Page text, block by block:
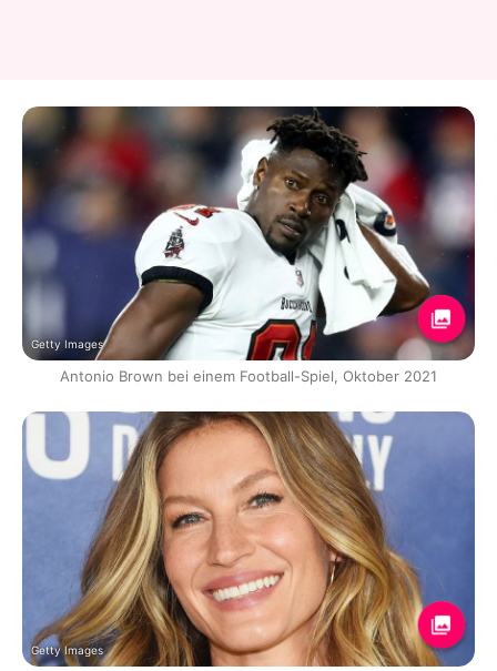
Getty Images
Antonio Brown bei einem Football-Spiel, Oktober 2021
Getty Images